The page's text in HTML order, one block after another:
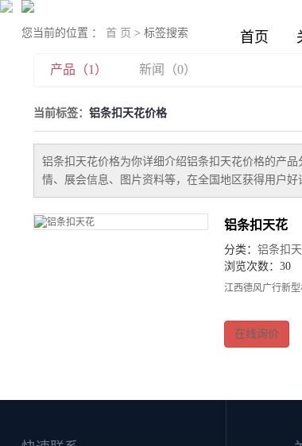
首页
您当前的位置 ： 首 页 > 标签搜索
产品（1） 新闻（0）
当前标签： 铝条扣天花价格
铝条扣天花价格为你详细介绍铝条扣天花价格的产品
情、展会信息、图片资料等，在全国地区获得用户
铝条扣天花
分类： 铝条扣
浏览次数：30
江西德风广行新
在线询价